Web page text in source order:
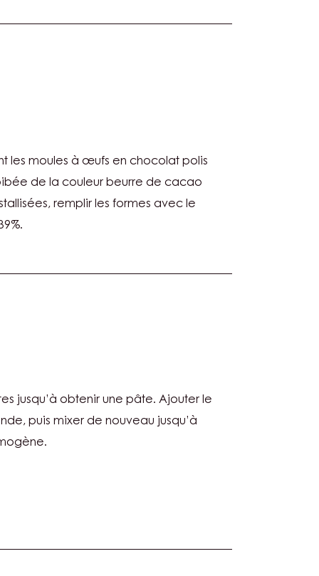
les moules à œufs en chocolat polis
de la couleur beurre de cacao
remplir les formes avec le
jusqu’à obtenir une pâte. Ajouter le
puis mixer de nouveau jusqu’à